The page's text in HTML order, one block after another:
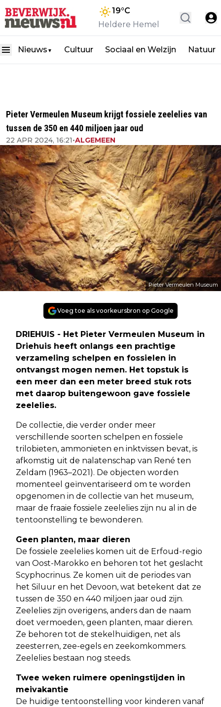
19°C
Heldere Hemel
Nieuws ▼ Cultuur Sociaal en Welzijn Natuur
Pieter Vermeulen Museum krijgt fossiele zeelelies van
tussen de 350 en 440 miljoen jaar oud
22 APR 2024, 16:21•ALGEMEEN
Pieter Vermeulen Museum
Voeg toe als voorkeursbron op Google
DRIEHUIS - Het Pieter Vermeulen Museum in
Driehuis heeft onlangs een prachtige
verzameling schelpen en fossielen in
ontvangst mogen nemen. Het topstuk is
een meer dan een meter breed stuk rots
met daarop buitengewoon gave fossiele
zeelelies.
De collectie, die verder onder meer
verschillende soorten schelpen en fossiele
trilobieten, ammonieten en inktvissen bevat, is
afkomstig uit de nalatenschap van René ten
Zeldam (1963–2021). De objecten worden
momenteel geïnventariseerd om te worden
opgenomen in de collectie van het museum,
maar de fraaie fossiele zeelelies zijn nu al in de
tentoonstelling te bewonderen.
Geen planten, maar dieren
De fossiele zeelelies komen uit de Erfoud-regio
van Oost-Marokko en behoren tot het geslacht
Scyphocrinus. Ze komen uit de periodes van
het Siluur en het Devoon, wat betekent dat ze
tussen de 350 en 440 miljoen jaar oud zijn.
Zeelelies zijn overigens, anders dan de naam
doet vermoeden, geen planten, maar dieren.
Ze behoren tot de stekelhuidigen, net als
zeesterren, zee-egels en zeekomkommers.
Zeelelies bestaan nog steeds.
Twee weken ruimere openingstijden in
meivakantie
De huidige tentoonstelling voor kinderen vanaf